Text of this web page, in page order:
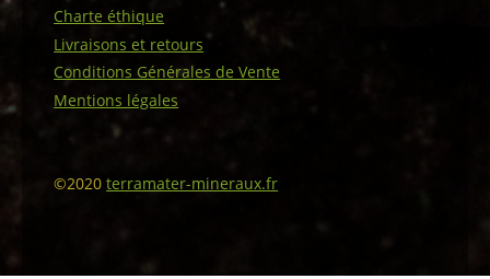
Charte éthique
Livraisons et retours
Conditions Générales de Vente
Mentions légales
©2020terramater-mineraux.fr